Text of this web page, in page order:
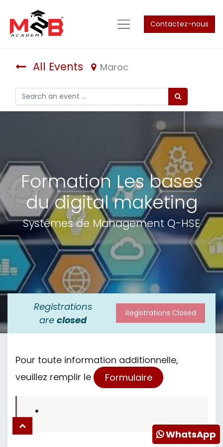
Contactez-nous
All Events Maroc
Formation Les bases
du digital maketing
Systémes de Management Q-HSE
Registrations
areclosed
Registrations Closed
Pour toute information additionnelle,
veuillez remplir le
Formulaire
WhatsApp